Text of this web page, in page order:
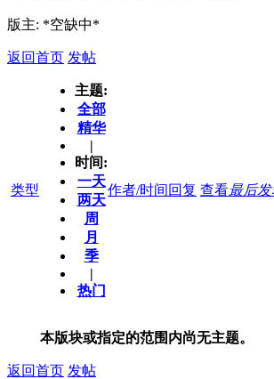
版主: *空缺中*
返回首页 发帖
类型
主题:
全部
精华
|
时间:
一天
两天
周
月
季
|
热门
作者/时间 回复 查看最后
本版块或指定的范围内尚无主题。
返回首页 发帖